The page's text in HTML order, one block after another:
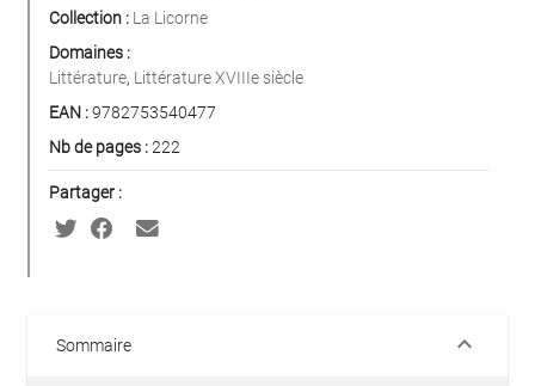
Collection : La Licorne
Domaines :
Littérature, Littérature XVIIIe siècle
EAN :9782753540477
Nb de pages :222
Partager :
Sommaire keyboard_arrow_down